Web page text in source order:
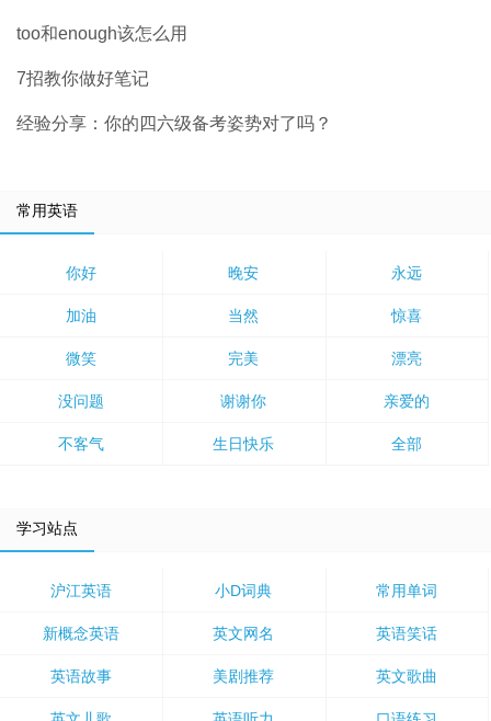
too和enough该怎么用
7招教你做好笔记
经验分享：你的四六级备考姿势对了吗？
常用英语
你好 晚安 永远
加油 当然 惊喜
微笑 完美 漂亮
没问题 谢谢你 亲爱的
不客气 生日快乐 全部
学习站点
沪江英语 小D词典 常用单词
新概念英语 英文网名 英语笑话
英语故事 美剧推荐 英文歌曲